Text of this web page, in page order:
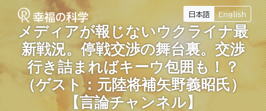
日本語 English
メディアが報じないウクライナ最
新戦況。停戦交渉の舞台裏。交渉
行き詰まればキーウ包囲も！？
（ゲスト：元陸将補矢野義昭氏）
【言論チャンネル】